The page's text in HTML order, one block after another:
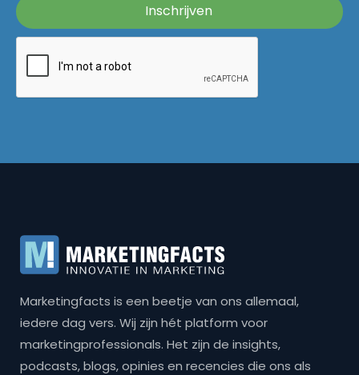
Marketingfacts is een beetje van ons allemaal,
iedere dag vers. Wij zijn hét platform voor
marketingprofessionals. Het zijn de insights,
podcasts, blogs, opinies en recencies die ons als